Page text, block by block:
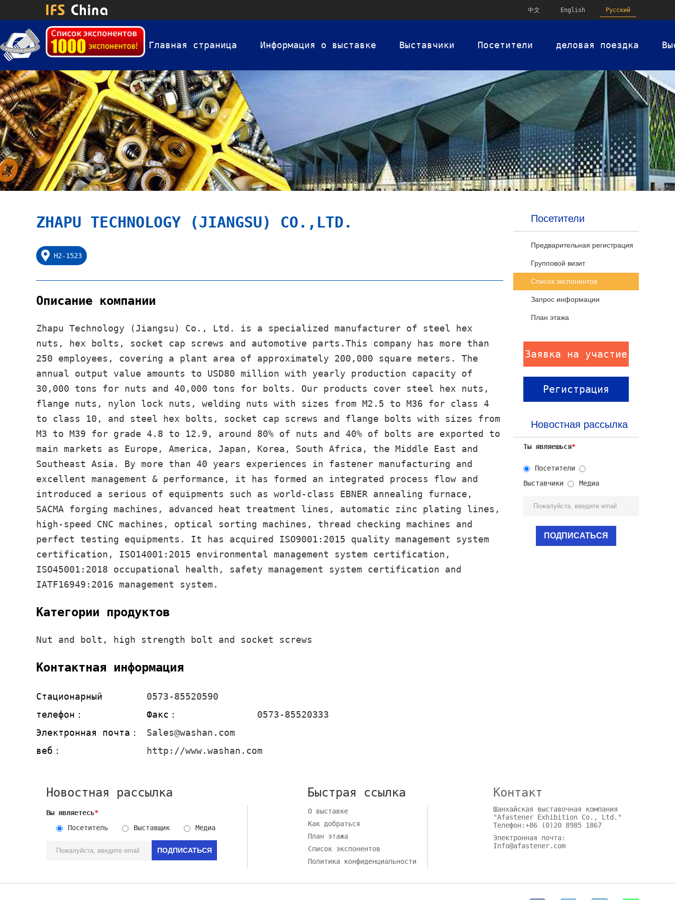
中文 English Русский
Главная страница Информация о выставке Выставчики Посетители деловая поездка
Посетители
Предварительная регистрация
посетителей
Групповой визит
Список экспонентов
Запрос информации
План этажа
Заявка на участие
Регистрация
Новостная рассылка
Ты являешься*
Посетители
Выставчики
Медиа
ZHAPU TECHNOLOGY (JIANGSU) CO.,LTD.
H2-1523
Описание компании
Zhapu Technology (Jiangsu) Co., Ltd. is a specialized manufacturer of steel hex
nuts, hex bolts, socket cap screws and automotive parts.This company has more than
250 employees, covering a plant area of approximately 200,000 square meters. The
annual output value amounts to USD80 million with yearly production capacity of
30,000 tons for nuts and 40,000 tons for bolts. Our products cover steel hex nuts,
flange nuts, nylon lock nuts, welding nuts with sizes from M2.5 to M36 for class 4
to class 10, and steel hex bolts, socket cap screws and flange bolts with sizes from
M3 to M39 for grade 4.8 to 12.9, around 80% of nuts and 40% of bolts are exported to
main markets as Europe, America, Japan, Korea, South Africa, the Middle East and
Southeast Asia. By more than 40 years experiences in fastener manufacturing and
excellent management & performance, it has formed an integrated process flow and
introduced a serious of equipments such as world-class EBNER annealing furnace,
SACMA forging machines, advanced heat treatment lines, automatic zinc plating lines,
high-speed CNC machines, optical sorting machines, thread checking machines and
perfect testing equipments. It has acquired ISO9001:2015 quality management system
certification, ISO14001:2015 environmental management system certification,
ISO45001:2018 occupational health, safety management system certification and
IATF16949:2016 management system.
Категории продуктов
Nut and bolt, high strength bolt and socket screws
Контактная информация
Стационарный
телефон：
0573-85520590
Факс：
0573-85520333
Электронная почта：
Sales@washan.com
веб：
http://www.washan.com
Новостная рассылка
Вы являетесь*
Посетитель
Выставщик Медиа
Быстрая ссылка
О выставке
Как добраться
План этажа
Список экспонентов
Политика конфиденциальности
Контакт
Шанхайская выставочная компания
"Afastener Exhibition Co., Ltd."
Телефон:+86 (0)20 8985 1867
Электронная почта:
Info@afastener.com